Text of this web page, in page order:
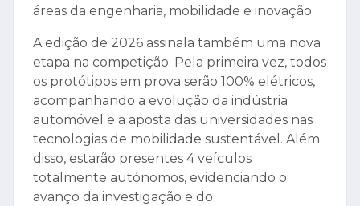
áreas da engenharia, mobilidade e inovação.
A edição de 2026 assinala também uma nova
etapa na competição. Pela primeira vez, todos
os protótipos em prova serão 100% elétricos,
acompanhando a evolução da indústria
automóvel e a aposta das universidades nas
tecnologias de mobilidade sustentável. Além
disso, estarão presentes 4 veículos
totalmente autónomos, evidenciando o
avanço da investigação e do